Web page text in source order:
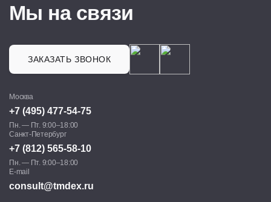
Мы на связи
ЗАКАЗАТЬ ЗВОНОК
Москва
+7 (495) 477-54-75
Пн. — Пт. 9:00–18:00
Санкт-Петербург
+7 (812) 565-58-10
Пн. — Пт. 9:00–18:00
E-mail
consult@tmdex.ru